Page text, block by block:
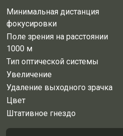
Минимальная дистанция
фокусировки
Поле зрения на расстоянии
1000 м
Тип оптической системы
Увеличение
Удаление выходного зрачка
Цвет
Штативное гнездо